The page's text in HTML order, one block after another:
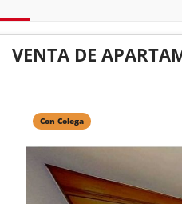
VENTA DE
Con Colega